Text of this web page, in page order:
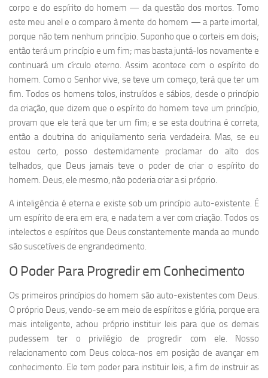
corpo e do espírito do homem — da questão dos mortos. Tomo
este meu anel e o comparo à mente do homem — a parte imortal,
porque não tem nenhum princípio. Suponho que o corteis em dois;
então terá um princípio e um fim; mas basta juntá-los novamente e
continuará um círculo eterno. Assim acontece com o espírito do
homem. Como o Senhor vive, se teve um começo, terá que ter um
fim. Todos os homens tolos, instruídos e sábios, desde o princípio
da criação, que dizem que o espírito do homem teve um princípio,
provam que ele terá que ter um fim; e se esta doutrina é correta,
então a doutrina do aniquilamento seria verdadeira. Mas, se eu
estou certo, posso destemidamente proclamar do alto dos
telhados, que Deus jamais teve o poder de criar o espírito do
homem. Deus, ele mesmo, não poderia criar a si próprio.
A inteligência é eterna e existe sob um princípio auto-existente. É
um espírito de era em era, e nada tem a ver com criação. Todos os
intelectos e espíritos que Deus constantemente manda ao mundo
são suscetíveis de engrandecimento.
O Poder Para Progredir em Conhecimento
Os primeiros princípios do homem são auto-existentes com Deus.
O próprio Deus, vendo-se em meio de espíritos e glória, porque era
mais inteligente, achou próprio instituir leis para que os demais
pudessem ter o privilégio de progredir com ele. Nosso
relacionamento com Deus coloca-nos em posição de avançar em
conhecimento. Ele tem poder para instituir leis, a fim de instruir as